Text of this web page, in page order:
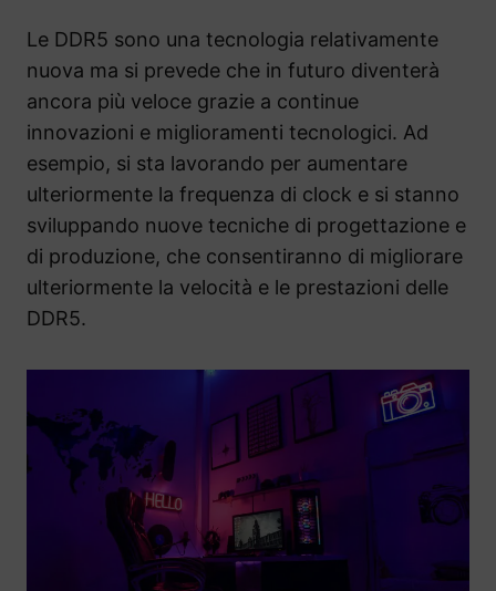
Le DDR5 sono una tecnologia relativamente
nuova ma si prevede che in futuro diventerà
ancora più veloce grazie a continue
innovazioni e miglioramenti tecnologici. Ad
esempio, si sta lavorando per aumentare
ulteriormente la frequenza di clock e si stanno
sviluppando nuove tecniche di progettazione e
di produzione, che consentiranno di migliorare
ulteriormente la velocità e le prestazioni delle
DDR5.